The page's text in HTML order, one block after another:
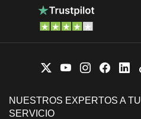
NUESTROS EXPERTOS A TU
SERVICIO